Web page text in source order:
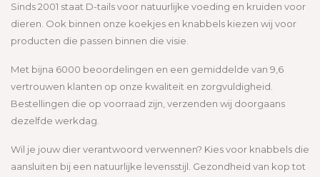
Sinds 2001 staat D-tails voor natuurlijke voeding en kruiden voor
dieren. Ook binnen onze koekjes en knabbels kiezen wij voor
producten die passen binnen die visie.
Met bijna 6000 beoordelingen en een gemiddelde van 9,6
vertrouwen klanten op onze kwaliteit en zorgvuldigheid.
Bestellingen die op voorraad zijn, verzenden wij doorgaans
dezelfde werkdag.
Wil je jouw dier verantwoord verwennen? Kies voor knabbels die
aansluiten bij een natuurlijke levensstijl. Gezondheid van kop tot